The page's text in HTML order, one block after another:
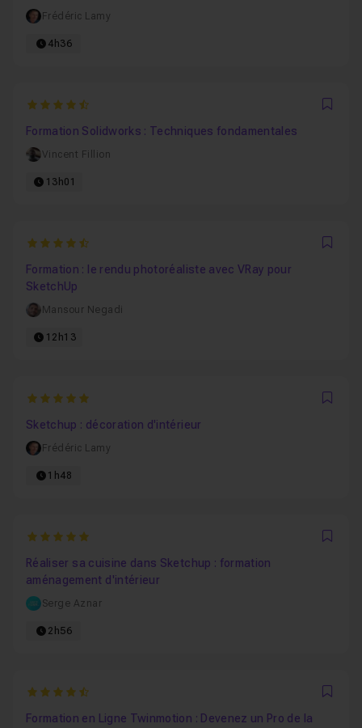
Frédéric Lamy
4h36
4.5625
Formation Solidworks : Techniques fondamentales
Vincent Fillion
13h01
4.6
Formation : le rendu photoréaliste avec VRay pour
SketchUp
Mansour Negadi
12h13
5
Sketchup : décoration d'intérieur
Frédéric Lamy
1h48
5
Réaliser sa cuisine dans Sketchup : formation
aménagement d'intérieur
Serge Aznar
2h56
4.8571428571429
Formation en Ligne Twinmotion : Devenez un Pro de la